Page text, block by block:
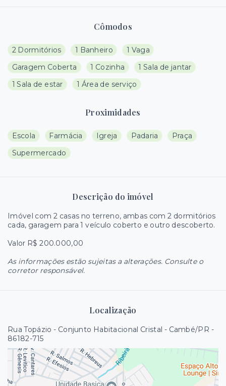
Cômodos
2 Dormitórios 1 Banheiro
1 Vaga
Garagem Coberta
1 Cozinha
1 Sala de jantar
1 Sala de estar
1 Área de serviço
Proximidades
Escola Farmácia Igreja Padaria
Praça
Supermercado
Descrição do imóvel
Imóvel com 2 casas no terreno, ambas com 2 dormitórios
cada, garagem para 1 veículo coberto e outro descoberto.
Valor R$ 200.000,00
As informações estão sujeitas a alterações. Consulte o
corretor responsável.
Localização
Rua Topázio - Conjunto Habitacional Cristal - Cambé/PR -
86182-715